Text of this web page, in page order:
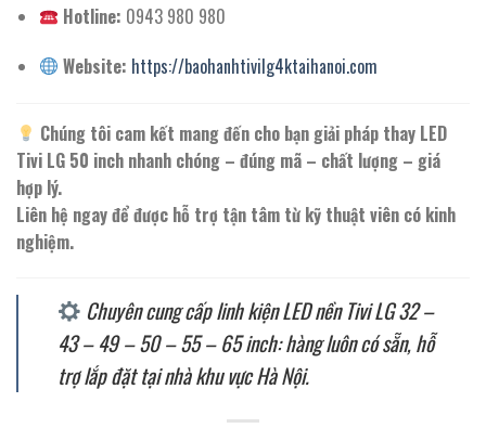
Hotline: 0943 980 980
Website: https://baohanhtivilg4ktaihanoi.com
Chúng tôi cam kết mang đến cho bạn giải pháp thay LED
Tivi LG 50 inch nhanh chóng – đúng mã – chất lượng – giá
hợp lý.
Liên hệ ngay để được hỗ trợ tận tâm từ kỹ thuật viên có kinh
nghiệm.
Chuyên cung cấp linh kiện LED nền Tivi LG 32 –
43 – 49 – 50 – 55 – 65 inch: hàng luôn có sẵn, hỗ
trợ lắp đặt tại nhà khu vực Hà Nội.